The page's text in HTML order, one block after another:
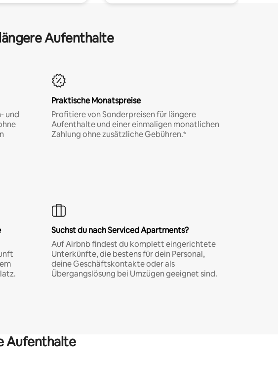
Aufenthalte
und
Praktische Monatspreise
Profitiere von Sonderpreisen für längere
Aufenthalte und einer einmaligen monatlichen
Zahlung ohne zusätzliche Gebühren.*
Suchst du nach Serviced Apartments?
Auf Airbnb findest du komplett eingerichtete
Unterkünfte, die bestens für dein Personal,
deine Geschäftskontakte oder als
Übergangslösung bei Umzügen geeignet sind.
Aufenthalte